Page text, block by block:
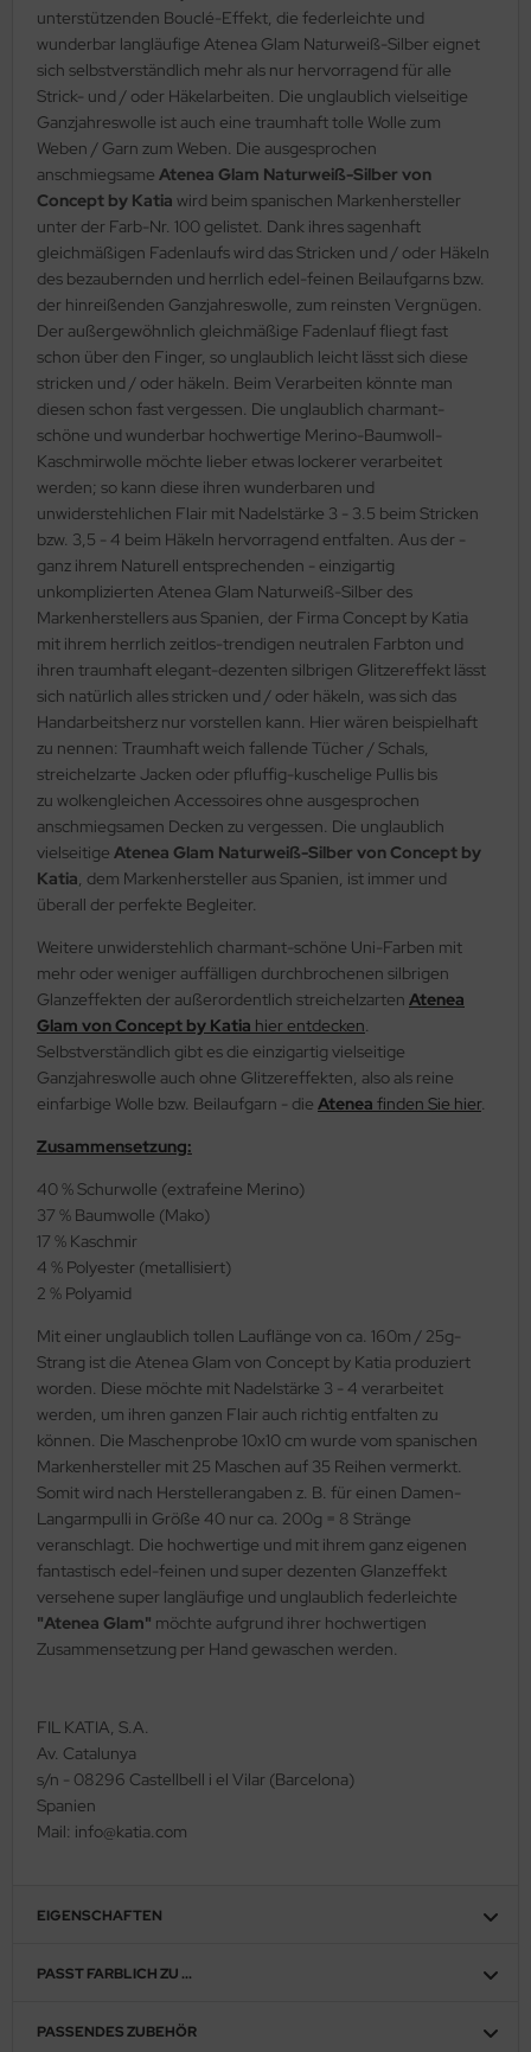
unterstützenden Bouclé-Effekt, die federleichte und
wunderbar langläufige Atenea Glam Naturweiß-Silber eignet
sich selbstverständlich mehr als nur hervorragend für alle
Strick- und / oder Häkelarbeiten. Die unglaublich vielseitige
Ganzjahreswolle ist auch eine traumhaft tolle Wolle zum
Weben / Garn zum Weben. Die ausgesprochen
anschmiegsame Atenea Glam Naturweiß-Silber von
Concept by Katia wird beim spanischen Markenhersteller
unter der Farb-Nr. 100 gelistet. Dank ihres sagenhaft
gleichmäßigen Fadenlaufs wird das Stricken und / oder Häkeln
des bezaubernden und herrlich edel-feinen Beilaufgarns bzw.
der hinreißenden Ganzjahreswolle, zum reinsten Vergnügen.
Der außergewöhnlich gleichmäßige Fadenlauf fliegt fast
schon über den Finger, so unglaublich leicht lässt sich diese
stricken und / oder häkeln. Beim Verarbeiten könnte man
diesen schon fast vergessen. Die unglaublich charmant-
schöne und wunderbar hochwertige Merino-Baumwoll-
Kaschmirwolle möchte lieber etwas lockerer verarbeitet
werden; so kann diese ihren wunderbaren und
unwiderstehlichen Flair mit Nadelstärke 3 - 3.5 beim Stricken
bzw. 3,5 - 4 beim Häkeln hervorragend entfalten. Aus der -
ganz ihrem Naturell entsprechenden - einzigartig
unkomplizierten Atenea Glam Naturweiß-Silber des
Markenherstellers aus Spanien, der Firma Concept by Katia
mit ihrem herrlich zeitlos-trendigen neutralen Farbton und
ihren traumhaft elegant-dezenten silbrigen Glitzereffekt lässt
sich natürlich alles stricken und / oder häkeln, was sich das
Handarbeitsherz nur vorstellen kann. Hier wären beispielhaft
zu nennen: Traumhaft weich fallende Tücher / Schals,
streichelzarte Jacken oder pfluffig-kuschelige Pullis bis
zu wolkengleichen Accessoires ohne ausgesprochen
anschmiegsamen Decken zu vergessen. Die unglaublich
vielseitige Atenea Glam Naturweiß-Silber von Concept by
Katia, dem Markenhersteller aus Spanien, ist immer und
überall der perfekte Begleiter.
Weitere unwiderstehlich charmant-schöne Uni-Farben mit
mehr oder weniger auffälligen durchbrochenen silbrigen
Glanzeffekten der außerordentlich streichelzarten Atenea
Glam von Concept by Katia hier entdecken.
Selbstverständlich gibt es die einzigartig vielseitige
Ganzjahreswolle auch ohne Glitzereffekten, also als reine
einfarbige Wolle bzw. Beilaufgarn - die Atenea finden Sie hier.
Zusammensetzung:
40 % Schurwolle (extrafeine Merino)
37 % Baumwolle (Mako)
17 % Kaschmir
4 % Polyester (metallisiert)
2 % Polyamid
Mit einer unglaublich tollen Lauflänge von ca. 160m / 25g-
Strang ist die Atenea Glam von Concept by Katia produziert
worden. Diese möchte mit Nadelstärke 3 - 4 verarbeitet
werden, um ihren ganzen Flair auch richtig entfalten zu
können. Die Maschenprobe 10x10 cm wurde vom spanischen
Markenhersteller mit 25 Maschen auf 35 Reihen vermerkt.
Somit wird nach Herstellerangaben z. B. für einen Damen-
Langarmpulli in Größe 40 nur ca. 200g = 8 Stränge
veranschlagt. Die hochwertige und mit ihrem ganz eigenen
fantastisch edel-feinen und super dezenten Glanzeffekt
versehene super langläufige und unglaublich federleichte
"Atenea Glam" möchte aufgrund ihrer hochwertigen
Zusammensetzung per Hand gewaschen werden.
FIL KATIA, S.A.
Av. Catalunya
s/n - 08296 Castellbell i el Vilar (Barcelona)
Spanien
Mail: info@katia.com
EIGENSCHAFTEN
PASST FARBLICH ZU ...
PASSENDES ZUBEHÖR